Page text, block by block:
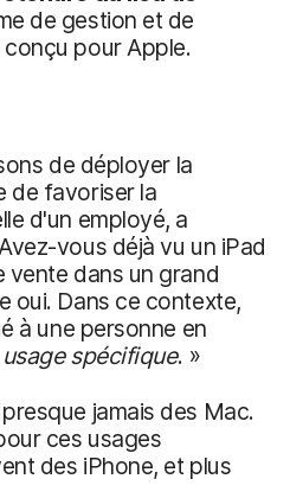
de gestion et de
pour Apple.
de déployer la
de favoriser la
d'un employé, a
vous déjà vu un iPad
vente dans un grand
oui. Dans ce contexte,
à une personne en
usage spécifique. »
jamais des Mac.
ces usages
des iPhone, et plus